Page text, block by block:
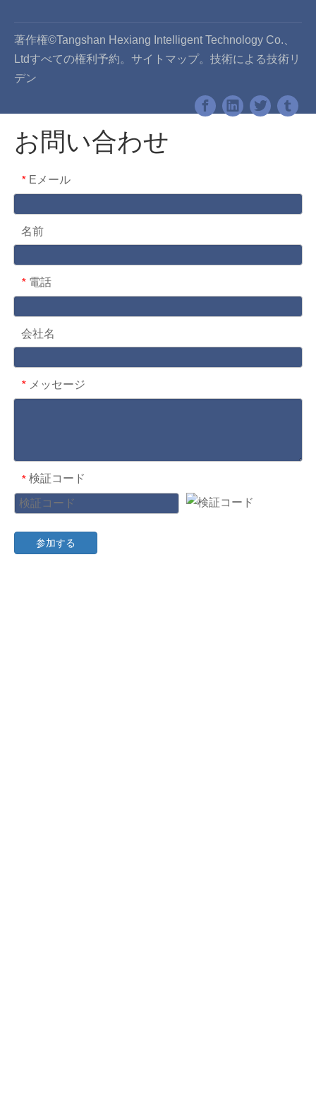
著作権©Tangshan Hexiang Intelligent Technology Co.、
Ltdすべての権利予約。 サイトマップ。技術による技術 リ
デン
お問い合わせ
* Eメール
名前
* 電話
会社名
* メッセージ
* 検証コード
参加する